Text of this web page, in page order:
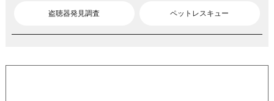
盗聴器発見調査 ペットレスキュー